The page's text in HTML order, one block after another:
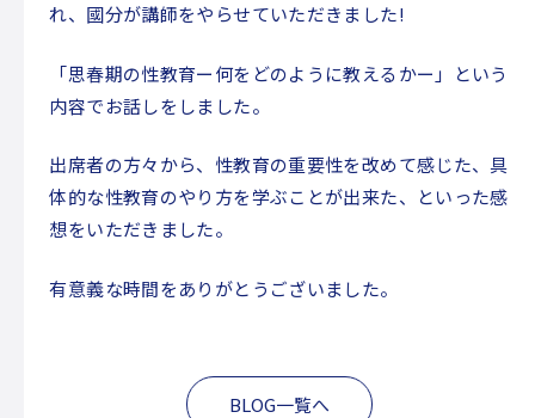
アクセス
授業体験・見学の申し込み
パンフレット
INFORMATION
活動報告
れ、國分が講師をやらせていただきました!
「思春期の性教育ー何をどのように教えるかー」という
内容でお話しをしました。
出席者の方々から、性教育の重要性を改めて感じた、具
体的な性教育のやり方を学ぶことが出来た、といった感
想をいただきました。
有意義な時間をありがとうございました。
BLOG一覧へ